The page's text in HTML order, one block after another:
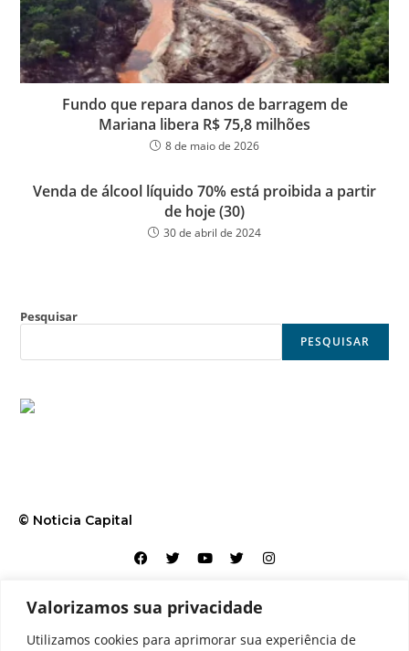
Valorizamos sua privacidade
Utilizamos cookies para aprimorar sua experiência de
Fundo que repara danos de barragem de
Mariana libera R$ 75,8 milhões
8 de maio de 2026
Venda de álcool líquido 70% está proibida a partir
de hoje (30)
30 de abril de 2024
Pesquisar
PESQUISAR
© Noticia Capital
Contato Home Aviso legal Configurações de cookies